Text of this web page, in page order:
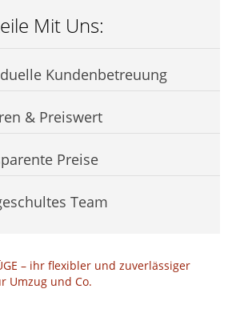
Mit Uns:
Kundenbetreuung
& Preiswert
Preise
Team
– ihr flexibler und zuverlässiger
Umzug und Co.